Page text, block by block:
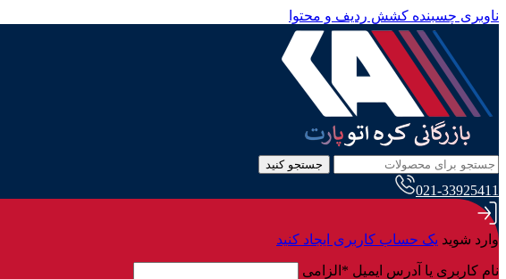
ناوبری چسبنده کشش ردیف و محتوا
جستجو کنید
021-33925411
وارد شوید یک حساب کاربری ایجاد کنید
نام کاربری یا آدرس ایمیل * الزامی